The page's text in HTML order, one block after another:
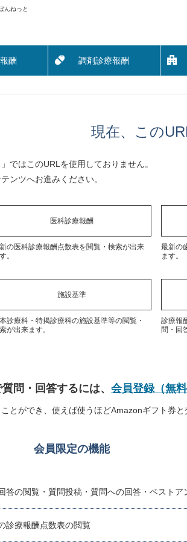
んねっと
酬 調剤診療報酬
現在、この
ではこのURLを使用しておりません。
ンツへお進みください。
医科診療報酬
の医科診療報酬点数表を閲覧・検索が出来
。
最新の
ます。
施設基準
診療科・特掲診療科の施設基準等の閲覧・
が出来ます。
診療報
問・回
問・回答するには、 会員登録（無料
とができ、使えば使うほどAmazonギフト券
会員限定の機能
答の閲覧・質問投稿・質問への回答・ベストア
診療報酬点数表の閲覧